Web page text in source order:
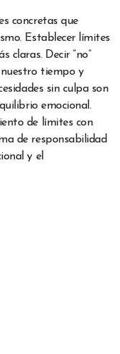
concretas que
Establecer límites
claras. Decir “no”
tiempo y
sin culpa son
emocional.
de límites con
de responsabilidad
y el